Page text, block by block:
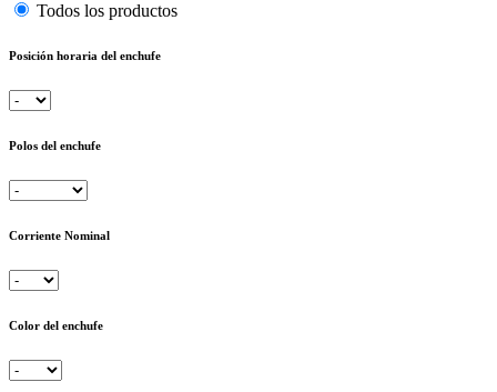
Todos los productos
Posición horaria del enchufe
Polos del enchufe
Corriente Nominal
Color del enchufe